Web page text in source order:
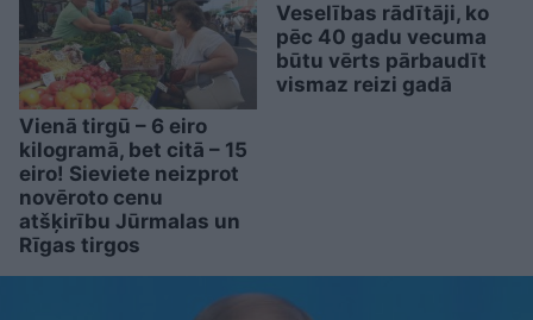
Vienā tirgū – 6 eiro
kilogramā, bet citā – 15
eiro! Sieviete neizprot
novēroto cenu
atšķirību Jūrmalas un
Rīgas tirgos
Veselības rādītāji, ko
pēc 40 gadu vecuma
būtu vērts pārbaudīt
vismaz reizi gadā